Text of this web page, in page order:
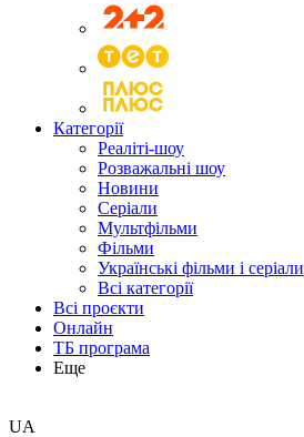
Категорії
Реаліті-шоу
Розважальні шоу
Новини
Серіали
Мультфільми
Фільми
Українські фільми і серіали
Всі категорії
Всі проєкти
Онлайн
ТБ програма
Еще
UA